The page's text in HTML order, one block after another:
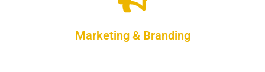
Marketing & Branding